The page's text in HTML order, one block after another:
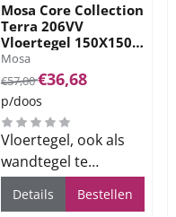
Mosa Core Collection
Terra 206VV
Vloertegel 150X150
Middengrijs 7,5mm
Mat R10
Merk:
Mosa
Van 57,00 voor 36,68
€57,00€36,68
p/doos
Vloertegel, ook als
wandtegel te
gebruiken, voor alle
ruimtes
Details Bestellen